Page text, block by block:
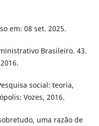
em: 08 set. 2025.
Brasileiro. 43.
social: teoria,
Vozes, 2016.
uma razão de